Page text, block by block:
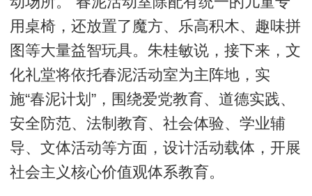
用桌椅，还放置了魔方、乐高积木、趣味拼
图等大量益智玩具。朱桂敏说，接下来，文
化礼堂将依托春泥活动室为主阵地，实
施“春泥计划”，围绕爱党教育、道德实践、
安全防范、法制教育、社会体验、学业辅
导、文体活动等方面，设计活动载体，开展
社会主义核心价值观体系教育。